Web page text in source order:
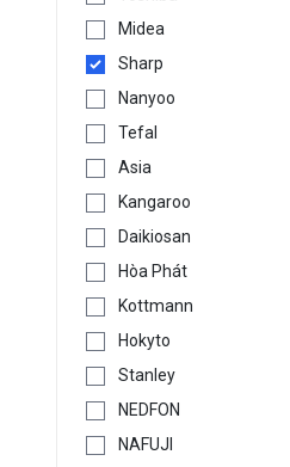
Midea
Sharp
Nanyoo
Tefal
Asia
Kangaroo
Daikiosan
Hòa Phát
Kottmann
Hokyto
Stanley
NEDFON
NAFUJI